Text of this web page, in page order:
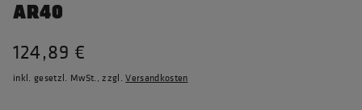
AR40
124,89 €
inkl. gesetzl. MwSt., zzgl.Versandkosten